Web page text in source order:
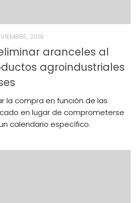
2019
aranceles al
agroindustriales
la compra en función de las
en lugar de comprometerse
calendario específico.